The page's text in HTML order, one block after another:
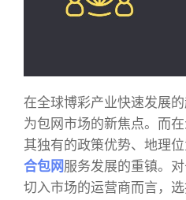
在全球博彩产业快速发展
为包网市场的新焦点。而
其独有的政策优势、地理
合包网 服务发展的重镇。
切入市场的运营商而言，